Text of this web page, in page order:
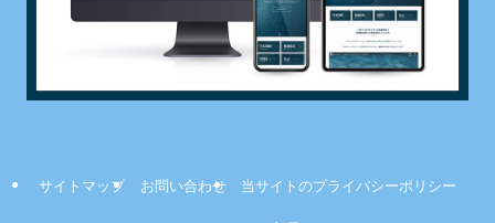
サイトマップ お問い合わせ 当サイトのプライバシーポリシー